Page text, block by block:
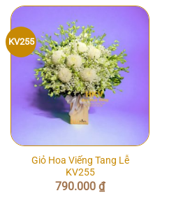
KV255
Giỏ Hoa Viếng Tang Lễ
KV255
790.000 ₫